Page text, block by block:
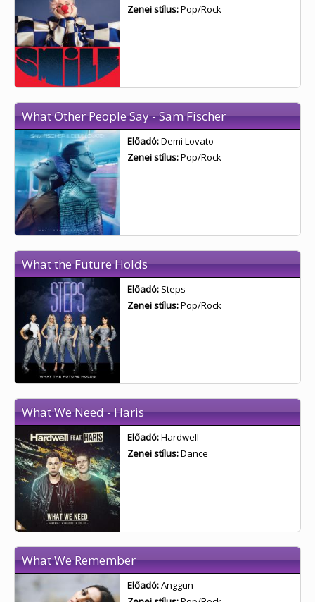
Zenei stílus:Pop/Rock
What Other People Say - Sam Fischer
Előadó:Demi Lovato
Zenei stílus:Pop/Rock
What the Future Holds
Előadó: Steps
Zenei stílus:Pop/Rock
What We Need - Haris
Előadó:Hardwell
Zenei stílus:Dance
What We Remember
Előadó:Anggun